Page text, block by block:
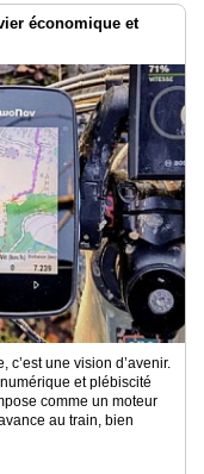
économique et
c’est une vision d’avenir.
et plébiscité
comme un moteur
au train, bien